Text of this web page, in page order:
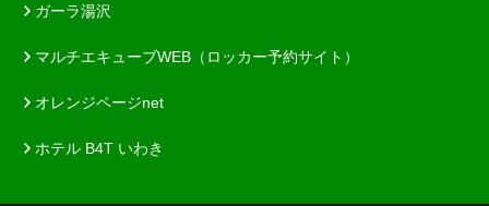
ガーラ湯沢
マルチエキューブWEB（ロッカー予約サイト）
オレンジページnet
ホテル B4T いわき